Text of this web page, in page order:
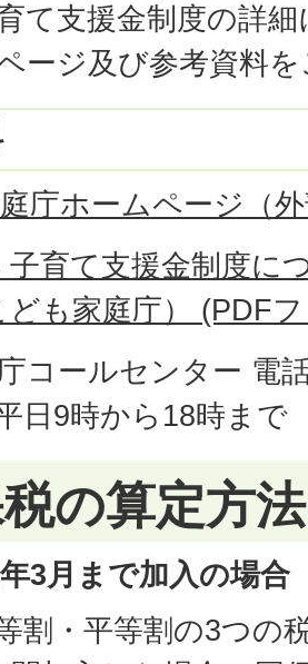
て支援金制度の詳
ージ及び参考資料
庁ホームページ（
子育て支援金制度に
ども家庭庁） (PDF
コールセンター 電
日9時から18時まで
の算定方法
3月まで加入の場合
割・平等割の3つの